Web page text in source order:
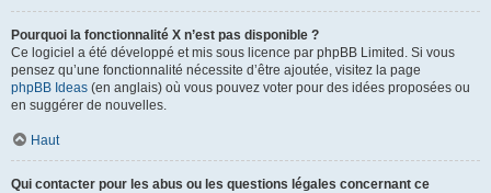
Pourquoi la fonctionnalité X n’est pas disponible ?
Ce logiciel a été développé et mis sous licence par phpBB Limited. Si vous
pensez qu’une fonctionnalité nécessite d’être ajoutée, visitez la page
phpBB Ideas (en anglais) où vous pouvez voter pour des idées proposées ou
en suggérer de nouvelles.
Haut
Qui contacter pour les abus ou les questions légales concernant ce